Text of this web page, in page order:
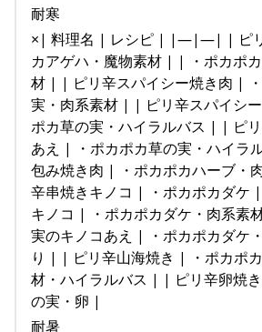
耐寒
×| 料理名 | レシピ | |—|—| | ピリ
カアゲハ・魔物素材 | | ・ポカポ
材 | | ピリ辛スパイシー焼き肉 |
実・肉系素材 | | ピリ辛スパイシ
ポカ草の実・ハイラルバス | | ピ
あえ | ・ポカポカ草の実・ハイラ
包み焼き肉 | ・ポカポカハーブ・
辛串焼きキノコ | ・ポカポカダケ
キノコ | ・ポカポカダケ・肉系素
実のキノコあえ | ・ポカポカダケ
り | | ピリ辛山海焼き | ・ポカポ
材・ハイラルバス | | ピリ辛卵焼
の実・卵 |
耐暑